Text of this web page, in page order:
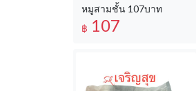
หมูสามชั้น 107บาท
฿ 107